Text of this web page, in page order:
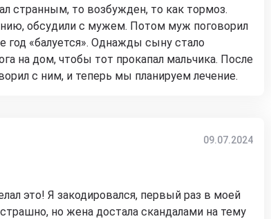
странным, то возбужден, то как тормоз.
обсудили с мужем. Потом муж поговорил
год «балуется». Однажды сыну стало
на дом, чтобы тот прокапал мальчика. После
с ним, и теперь мы планируем лечение.
09.07.2024
это! Я закодировался, первый раз в моей
но жена достала скандалами на тему